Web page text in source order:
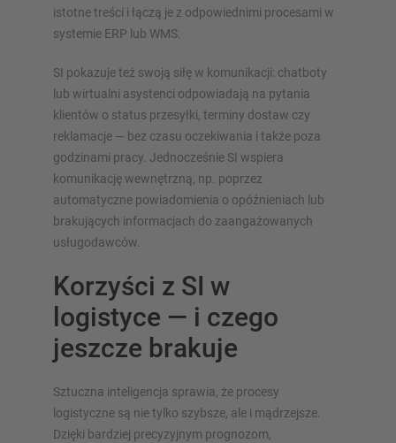
istotne treści i łączą je z odpowiednimi procesami w
systemie ERP lub WMS.
SI pokazuje też swoją siłę w komunikacji: chatboty
lub wirtualni asystenci odpowiadają na pytania
klientów o status przesyłki, terminy dostaw czy
reklamacje — bez czasu oczekiwania i także poza
godzinami pracy. Jednocześnie SI wspiera
komunikację wewnętrzną, np. poprzez
automatyczne powiadomienia o opóźnieniach lub
brakujących informacjach do zaangażowanych
usługodawców.
Korzyści z SI w
logistyce — i czego
jeszcze brakuje
Sztuczna inteligencja sprawia, że procesy
logistyczne są nie tylko szybsze, ale i mądrzejsze.
Dzięki bardziej precyzyjnym prognozom,